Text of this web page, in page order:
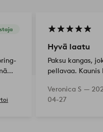
Hyvä laatu
Paksu kangas,
pellavaa.
vaaleanbeige
Veronica S —
04-27